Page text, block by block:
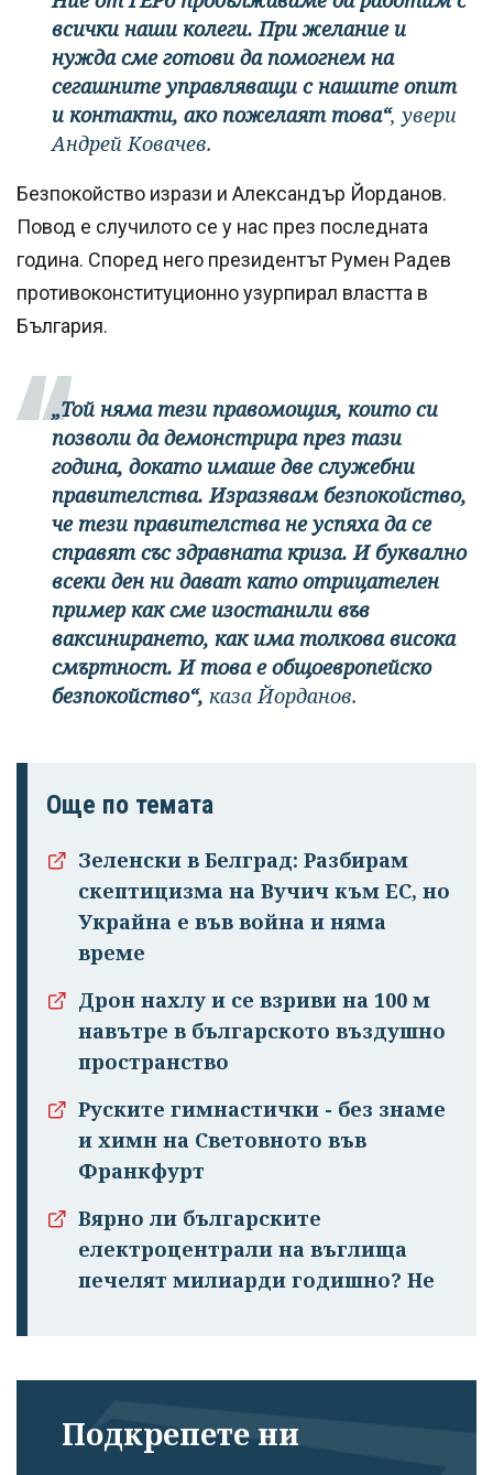
всички наши колеги. При желание и
нужда сме готови да помогнем на
сегашните управляващи с нашите опит
и контакти, ако пожелаят това“, увери
Андрей Ковачев.
Безпокойство изрази и Александър Йорданов.
Повод е случилото се у нас през последната
година. Според него президентът Румен Радев
противоконституционно узурпирал властта в
България.
„Той няма тези правомощия, които си
позволи да демонстрира през тази
година, докато имаше две служебни
правителства. Изразявам безпокойство,
че тези правителства не успяха да се
справят със здравната криза. И буквално
всеки ден ни дават като отрицателен
пример как сме изостанили във
ваксинирането, как има толкова висока
смъртност. И това е общоевропейско
безпокойство“, каза Йорданов.
Още по темата
Зеленски в Белград: Разбирам
скептицизма на Вучич към ЕС, но
Украйна е във война и няма
време
Дрон нахлу и се взриви на 100 м
навътре в българското въздушно
пространство
Руските гимнастички - без знаме
и химн на Световното във
Франкфурт
Вярно ли българските
електроцентрали на въглища
печелят милиарди годишно? Не
Подкрепете ни